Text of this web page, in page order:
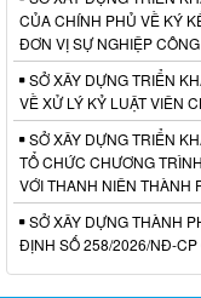
CỦA CHÍNH PHỦ VỀ KÝ
ĐƠN VỊ SỰ NGHIỆP
SỞ XÂY DỰNG TRIỂN
VỀ XỬ LÝ KỶ LUẬT VIÊN
SỞ XÂY DỰNG TRIỂN
TỔ CHỨC CHƯƠNG
VỚI THANH NIÊN THÀNH
SỞ XÂY DỰNG THÀNH
ĐỊNH SỐ 258/2026/NĐ-CP